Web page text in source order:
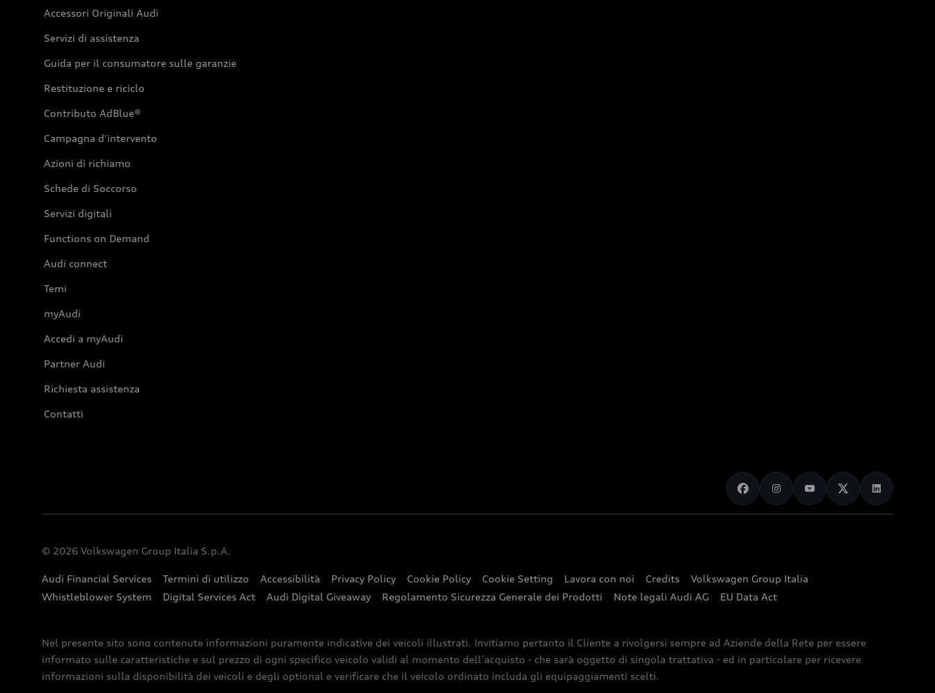
Accessori Originali Audi
Servizi di assistenza
Guida per il consumatore sulle garanzie
Restituzione e riciclo
Contributo AdBlue®
Campagna d'intervento
Azioni di richiamo
Schede di Soccorso
Servizi digitali
Functions on Demand
Audi connect
Temi
myAudi
Accedi a myAudi
Partner Audi
Richiesta assistenza
Contatti
© 2026 Volkswagen Group Italia S.p.A.
Audi Financial Services Termini di utilizzo Accessibilità Privacy Policy Cookie Policy Cookie Setting Lavora con noi Credits
Volkswagen Group Italia
Whistleblower System
Digital Services Act Audi Digital Giveaway Regolamento Sicurezza Generale dei Prodotti Note legali Audi AG EU Data Act
Nel presente sito sono contenute informazioni puramente indicative dei veicoli illustrati. Invitiamo pertanto il Cliente a rivolgersi sempre ad Aziende della Rete per essere
informato sulle caratteristiche e sul prezzo di ogni specifico veicolo validi al momento dell’acquisto - che sarà oggetto di singola trattativa - ed in particolare per ricevere
informazioni sulla disponibilità dei veicoli e degli optional e verificare che il veicolo ordinato includa gli equipaggiamenti scelti.